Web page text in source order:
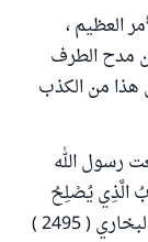
العظيم ،
مدح الطرف
هذا من الكذب
رسول الله
الَّذِي يُصْلِحُ
بَيْنَ النَّاسِ فَيَنْمِي خَيْرًا أَوْ يَقُولُ خَيْرًا ) . رواه البخاري ( 2495 )